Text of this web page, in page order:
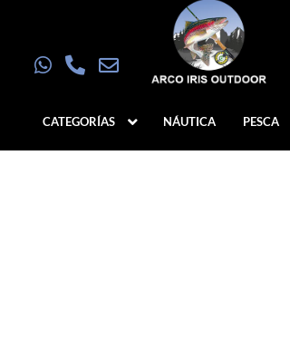
CATEGORÍAS NÁUTICA PESCA